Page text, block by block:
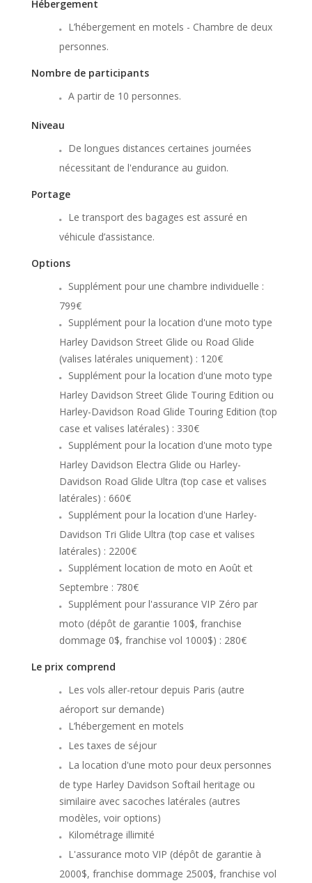
Hébergement
L’hébergement en motels - Chambre de deux
personnes.
Nombre de participants
A partir de 10 personnes.
Niveau
De longues distances certaines journées
nécessitant de l'endurance au guidon.
Portage
Le transport des bagages est assuré en
véhicule d’assistance.
Options
Supplément pour une chambre individuelle :
799€
Supplément pour la location d'une moto type
Harley Davidson Street Glide ou Road Glide
(valises latérales uniquement) : 120€
Supplément pour la location d'une moto type
Harley Davidson Street Glide Touring Edition ou
Harley-Davidson Road Glide Touring Edition (top
case et valises latérales) : 330€
Supplément pour la location d'une moto type
Harley Davidson Electra Glide ou Harley-
Davidson Road Glide Ultra (top case et valises
latérales) : 660€
Supplément pour la location d'une Harley-
Davidson Tri Glide Ultra (top case et valises
latérales) : 2200€
Supplément location de moto en Août et
Septembre : 780€
Supplément pour l'assurance VIP Zéro par
moto (dépôt de garantie 100$, franchise
dommage 0$, franchise vol 1000$) : 280€
Le prix comprend
Les vols aller-retour depuis Paris (autre
aéroport sur demande)
L’hébergement en motels
Les taxes de séjour
La location d'une moto pour deux personnes
de type Harley Davidson Softail heritage ou
similaire avec sacoches latérales (autres
modèles, voir options)
Kilométrage illimité
L'assurance moto VIP (dépôt de garantie à
2000$, franchise dommage 2500$, franchise vol